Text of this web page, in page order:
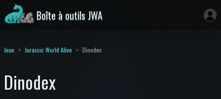
Boîte à outils JWA
Jeux Jurassic World Alive Dinodex
Dinodex